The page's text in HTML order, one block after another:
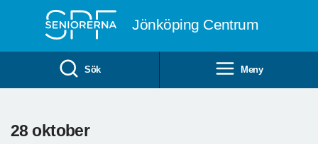
Jönköping Centrum
Sök Meny
28 oktober